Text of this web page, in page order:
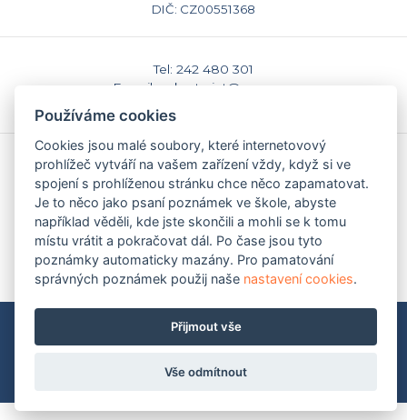
DIČ: CZ00551368
Tel: 242 480 301
E-mail: sekretariat@caspv.cz
Kontakty
Domů
Napište nám
Facebook
Nastavení cookies
Pravidla ochrany soukromí (GDPR)
Používáme cookies
Cookies jsou malé soubory, které internetovový
prohlížeč vytváří na vašem zařízení vždy, když si ve
spojení s prohlíženou stránku chce něco zapamatovat.
Je to něco jako psaní poznámek ve škole, abyste
například věděli, kde jste skončili a mohli se k tomu
místu vrátit a pokračovat dál. Po čase jsou tyto
poznámky automaticky mazány. Pro pamatování
správných poznámek použij naše nastavení cookies.
Přijmout vše
Vše odmítnout